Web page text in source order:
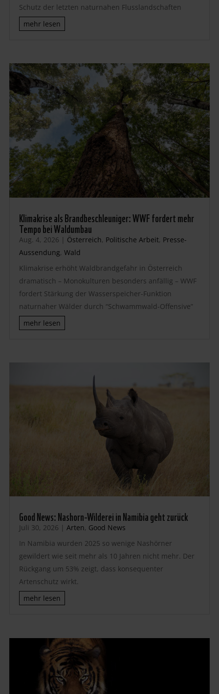
Schutz der letzten naturnahen Flusslandschaften
mehr lesen
Klimakrise als Brandbeschleuniger: WWF fordert mehr
Tempo bei Waldumbau
Aug. 4, 2026 | Österreich, Politische Arbeit, Presse-
Aussendung, Wald
Klimakrise erhöht Waldbrandgefahr in Österreich
dramatisch – Monokulturen besonders anfällig – WWF
fordert Stärkung der Wasserspeicher-Funktion
naturnaher Wälder durch “Schwammwald-Offensive”
mehr lesen
Good News: Nashorn-Wilderei in Namibia geht zurück
Juli 30, 2026 | Arten, Good News
In Namibia wurden 2025 so wenige Nashörner
gewildert wie seit mehr als 10 Jahren nicht mehr. Der
Rückgang um 53% zeigt, dass konsequenter
Artenschutz wirkt.
mehr lesen